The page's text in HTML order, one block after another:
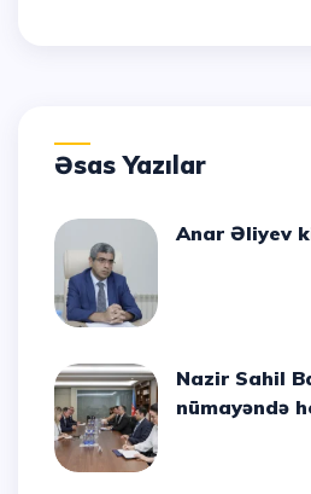
Əsas Yazılar
Anar Əliyev
Nazir Sahil Babayev Rusiya
nümayəndə